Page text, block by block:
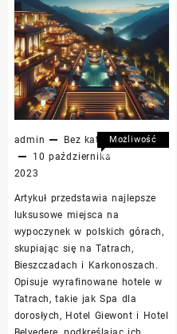
admin
Bez kategorii
10 października
2023
Możliwość
komentowania
w
polskich
górach:
najpiękniejsze
hotele
na
relaksujący
weekend
Artykuł przedstawia najlepsze
luksusowe miejsca na
wypoczynek w polskich górach,
skupiając się na Tatrach,
Bieszczadach i Karkonoszach.
Opisuje wyrafinowane hotele w
Tatrach, takie jak Spa dla
dorosłych, Hotel Giewont i Hotel